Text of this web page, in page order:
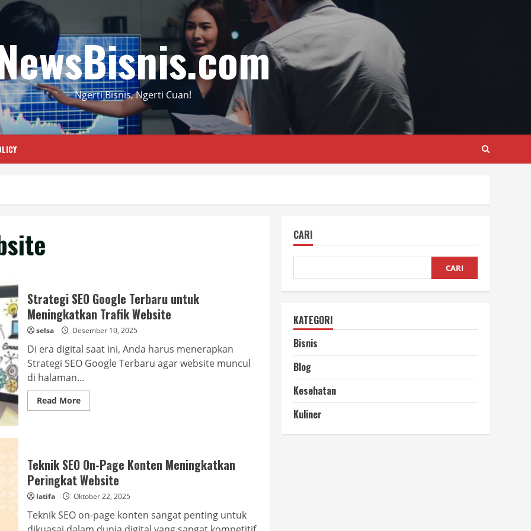
Ngerti Bisnis, Ngerti Cuan!
Strategi SEO Google Terbaru untuk
Meningkatkan Trafik Website
selsa Desember 10, 2025
Di era digital saat ini, Anda harus menerapkan
Strategi SEO Google Terbaru agar website muncul
di halaman...
Read MoreRead
more
untuk
Meningkatkan
Trafik
Website
Teknik SEO On-Page Konten Meningkatkan
Peringkat Website
latifa Oktober 22, 2025
Teknik SEO on-page konten sangat penting untuk
CARI
CARI
KATEGORI
Bisnis
Blog
Kesehatan
Kuliner